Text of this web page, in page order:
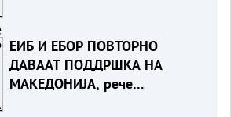
ЕИБ И ЕБОР ПОВТОРНО
ДАВААТ ПОДДРШКА НА
МАКЕДОНИЈА, рече